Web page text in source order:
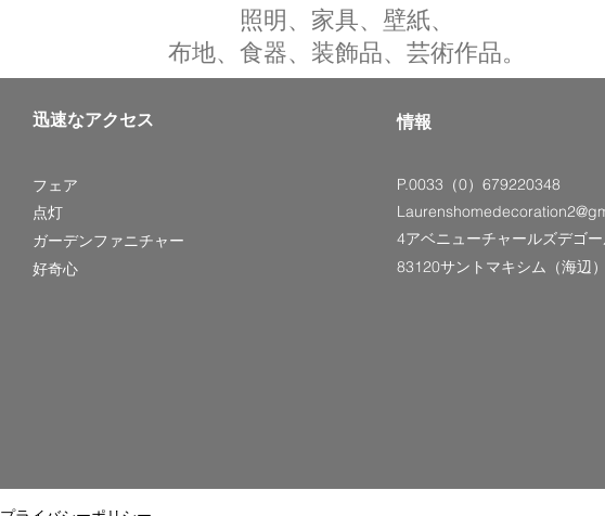
照明、家具、壁紙、
布地、食器、装飾品、芸術作品。
迅速なアクセス
フェア
点灯
ガーデンファニチャー
好奇心
情報
P.0033（0）679220348
4アベニューチャールズデゴー
83120サントマキシム（海辺）